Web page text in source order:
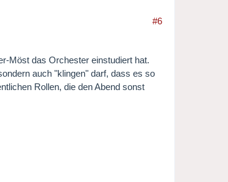
#6
Möst das Orchester einstudiert hat.
auch "klingen" darf, dass es so
Rollen, die den Abend sonst